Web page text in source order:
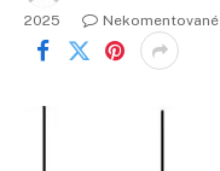
2025
Nekomentované